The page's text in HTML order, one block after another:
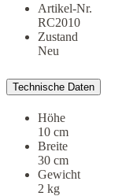
Artikel-Nr.
RC2010
Zustand
Neu
Technische Daten
Höhe
10 cm
Breite
30 cm
Gewicht
2 kg